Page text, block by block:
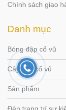
Chính sách giao
Danh mục
Bóng đập cổ vũ
Cây xốp cổ vũ
Sản phẩm